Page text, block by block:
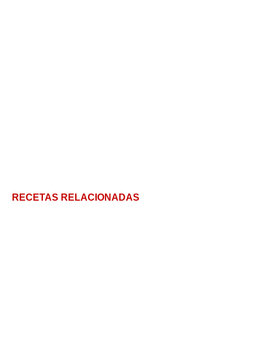
RECETAS RELACIONADAS